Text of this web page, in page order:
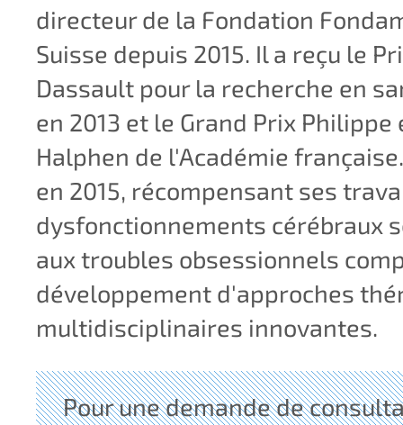
directeur de la Fondation
Suisse depuis 2015. Il a reçu le
Dassault pour la recherche en
en 2013 et le Grand Prix Philippe
Halphen de l'Académie
en 2015, récompensant ses
dysfonctionnements cérébraux
aux troubles obsessionnels
développement d'approches
multidisciplinaires innovantes.
Pour une demande de